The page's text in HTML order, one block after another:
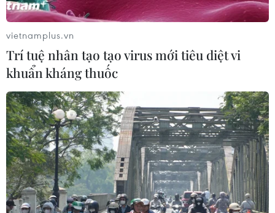
Cô bé 7 tuổi “gây sốt” tại Liên hoan Tài
năng trẻ Ca trù Hà Nội
11/11/2016 08:42
“Ở lớp em có khá nhiều bạn cũng học ca trù. Giờ ra
chơi, chúng em thường tập gõ phách với nhau. Điều
vietnamplus.vn
Trí tuệ nhân tạo tạo virus mới tiêu diệt vi
khuẩn kháng thuốc